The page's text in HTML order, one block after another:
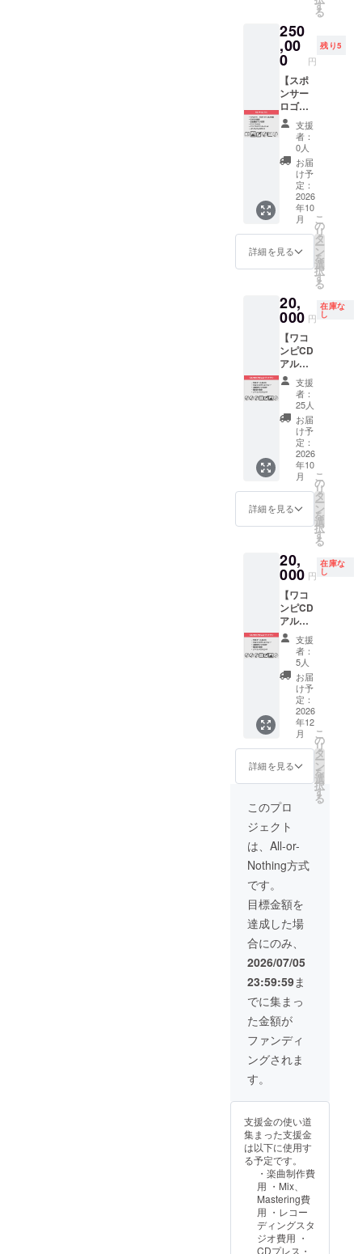
※このリ
ターン
は製品
版発売
前のワ
コンピ3
クラ
ファン
完全限
定品と
なりま
す。
「監
修」で
はな
い、
「完全
製作」
作現場
で活躍
する複
数のMIX
エンジ
ニア達
が、自
らプロ
グラミ
ングし
製作し
た日本
の拘り
ならで
はのプ
ンブラ
ンド
Isan（
アーチ
ザ
ン）」
。監修
ではプ
ログラ
マーと
のやり
取りの
間にブ
レや妥
協が生
まれが
ちで
れらを
全て排
く、MIX
エンジ
ニア達
が自ら
プログ
ラミン
製作す
ること
で高い
再現性
とクオ
リティ
を確保
いたし
まし
た。
OPTO（
光学
式）コ
ンプ
「GEK
KO」、
又は
FETコ
ンプ
レッ
サー
「IBUKI
」の2種
類から
お選び
くださ
OverDri
ve」の
限定品
です。
※PSE
マーク
（その
他法定
表示を
含む）
表示済
みACア
ダプ
ター、
日本語
説明書
が付
属。 ※
製品詳
縦11.5
x 横6 x
高さ
5(cm)
保証期
間1年
（自然
故障、
故意に
よる破
損は除
く）。
SEA
SIDE
SOUND
が放つ
オー
VE
OverDri
ve」、
人気の
トラン
スペア
レント
系ミ
ディア
ムゲイ
ンペダ
ルで
す。
LEVEL
、
LOW、
4つのコ
ント
ロール
によ
り、歪
みもク
も狙っ
た音作
りが可
能。シ
ングル
コイル
のギ
ターと
コンボ
アンプ
との相
性によ
る切れ
の良い
ムバッ
カーの
ギター
でしっ
かりと
歪ませ
ての心
地良い
ドライ
ブ感も
楽しめ
ます。
レット
を発行
する限
り掲
載。 ※
こちら
の判断
により
掲載名
が不適
切とさ
れた場
合はア
カウン
ト名の
掲載と
なりま
す。
CD、ダ
ウン
カー
ド、ワ
コンピ
の未発
表音源
などレ
アな音
源の
入った
CD-Rを
お届け
します
（3曲入
り予
定）。
限定の
活動報
ます。
他にク
ラウド
ファン
ディン
グ特典
としま
してワ
コンピ3
の特別
画像の
PC用と
スマホ
用の壁
紙（画
像デー
タ）を
登録い
たメー
ルアド
レスに
送付致
す。 ・
CDブッ
クレッ
トにサ
ンクス
クレ
・ワコ
ンピ3の
CD(8曲
入り予
定) ・ワ
コンピ3
のダウ
ド(8曲
入り予
定) ・レ
アト
ラック
入り
CD-R(3
曲入り
予定) ・
活動報
告ブロ
グ招待
す。 こ
ちらが
指定す
る楽曲
のコー
ラスレ
コー
ディン
グにな
ります
が、掛
け声の
参加に
なりま
すので
歌唱力
は気に
せず参
加する
事がで
す。 都
内近郊
の方で
したら
レコー
ディン
グスタ
ジオに
て、録
音を行
いま
す。
※2026
年8～9
月頃の
録音予
定で
合・解
散とな
りま
す。現
地まで
の交通
費は含
まれて
おりま
せん。
遠方の
方はご
自宅で
の録音
（マイ
ク、ス
マホの
も可）
データ
を入稿
してい
ただき
国内工
場でプ
レスし
た豪華
CDブッ
クレッ
CDアル
バムと
ダウン
ロード
カード
に加
え、ワ
表音源
などレ
アな音
源の
入った
CD-Rを
お届け
します
（3曲入
り予
定）。
限定の
す
る
250
,00
0 円
残り5
【スポ
ンサー
ロゴプ
ラン】
主に当
プロ
ジェク
トに対
し営業
をされ
る法人
様向け
のスポ
ンサー
プラン
です。
いただ
ける企
業様の
ロゴ
マーク
をCD
ブック
レット
のクレ
ジット
に掲載
し、ワ
コンピ3
特別サ
イトに
もロゴ
マーク
きま
す。 法
人様の
場合は
担当と
直接窓
口対応
いたし
ます。
ワコン
ピを通
じて行
いたい
アク
ティビ
ティが
ござい
談下さ
効期
限：
2026年
8月より
間）。
※個人の
方でも
オリジ
ナルの
ロゴ
をお持
ちであ
れば、
ご支援
いただ
けま
す。 ※
などの
画像の
受け渡
しにつ
いて
は、プ
ロジェ
クト終
了後に
お送り
する
メール
支援
者：
0人
お届
け予
定：
2026
年10
月
詳細を見る
こ
の
リ
タ
ー
ン
を
選
択
す
る
20,
000 円
在庫な
し
【ワコ
ンピCD
アルバ
ムコン
プリー
トプラ
ン】 僅
か50枚
程しか
配られ
ていな
いワコ
ンピ1の
激レア
CDとワ
コンピ2
ワコン
ピ3の
CDフル
セット
になり
ます。
CD3
枚、ワ
コンピ3
のダウ
ンロー
ドカー
ド、ワ
コンピ
の未発
表音源
などレ
入った
CD-Rを
お届け
します
（3曲入
り予
過去作
である
ワコン
ピ1と2
のCDは
一般販
売して
おらず
通常で
は手に
入らな
い希少
品と
す。 限
定の活
動報告
ブログ
にご招
待しま
す。他
にクラ
ウド
ファン
ディン
グ特典
支援
者：
25人
お届
け予
定：
2026
年10
月
詳細を見る
こ
の
リ
タ
ー
ン
を
選
択
す
る
20,
000 円
在庫な
し
【ワコ
ンピCD
アルバ
ムコン
プリー
トプラ
ン】少
数追加
僅か50
枚程し
か配ら
れてい
ないワ
コンピ1
の激レ
アCDと
ワコン
ピ2の
CD、ワ
コンピ3
のCDフ
ルセッ
す。
CD3
枚、ワ
コンピ3
のダウ
ンロー
ドカー
ド、ワ
コンピ
の未発
表音源
などレ
アな音
CD-Rを
します
（3曲入
り予
定）。
現在、
過去作
である
ワコン
ピ1と2
のCDは
支援
者：
5人
お届
け予
定：
2026
年12
月
詳細を見る
こ
の
リ
タ
ー
ン
を
選
択
す
る
このプロ
ジェクト
は、All-or-
Nothing方式
です。
目標金額を
達成した場
合にのみ、
2026/07/05
23:59:59ま
でに集まっ
た金額が
ファンディ
ングされま
す。
支援金の使い道
集まった支援金
は以下に使用す
る予定です。
・楽曲制作費
用 ・Mix、
Mastering費
用 ・レコー
ディングスタ
ジオ費用 ・
CDプレス・